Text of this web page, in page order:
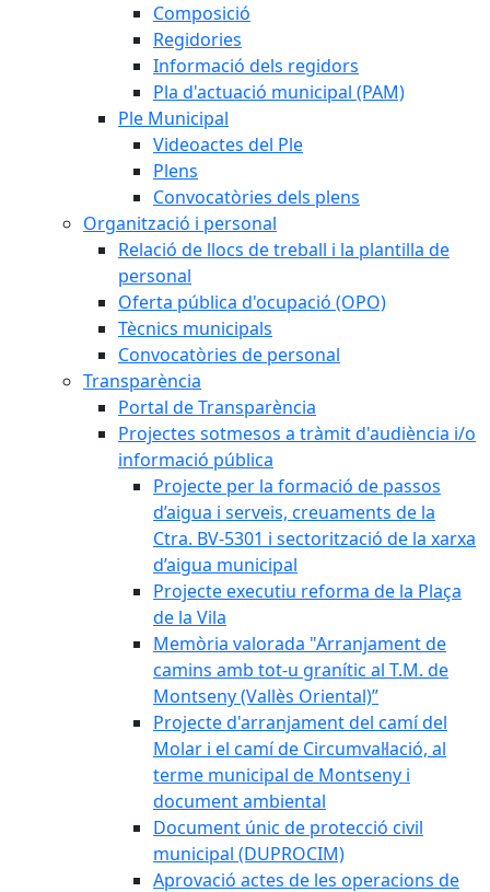
Composició
Regidories
Informació dels regidors
Pla d'actuació municipal (PAM)
Ple Municipal
Videoactes del Ple
Plens
Convocatòries dels plens
Organització i personal
Relació de llocs de treball i la plantilla de
personal
Oferta pública d'ocupació (OPO)
Tècnics municipals
Convocatòries de personal
Transparència
Portal de Transparència
Projectes sotmesos a tràmit d'audiència i/o
informació pública
Projecte per la formació de passos
d’aigua i serveis, creuaments de la
Ctra. BV-5301 i sectorització de la xarxa
d’aigua municipal
Projecte executiu reforma de la Plaça
de la Vila
Memòria valorada "Arranjament de
camins amb tot-u granític al T.M. de
Montseny (Vallès Oriental)”
Projecte d'arranjament del camí del
Molar i el camí de Circumval·lació, al
terme municipal de Montseny i
document ambiental
Document únic de protecció civil
municipal (DUPROCIM)
Aprovació actes de les operacions de